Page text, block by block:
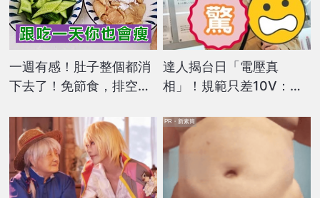
一週有感！肚子整個都消
下去了！免節食，排空順
達人揭台日「電壓真
相」！規範只差10V：
PR・新素簡